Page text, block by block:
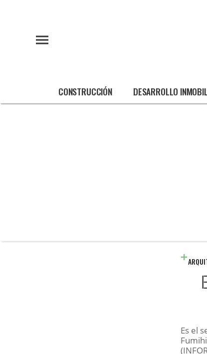
CONSTRUCCIÓN DESARROLLO
Es el